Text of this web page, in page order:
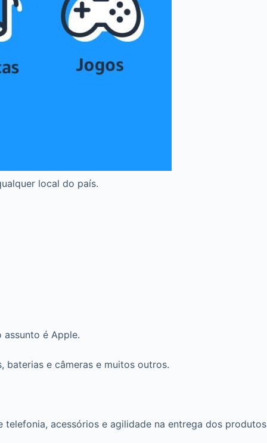
local do país.
é Apple.
baterias e câmeras e muitos outros.
telefonia, acessórios e agilidade na entrega dos produtos